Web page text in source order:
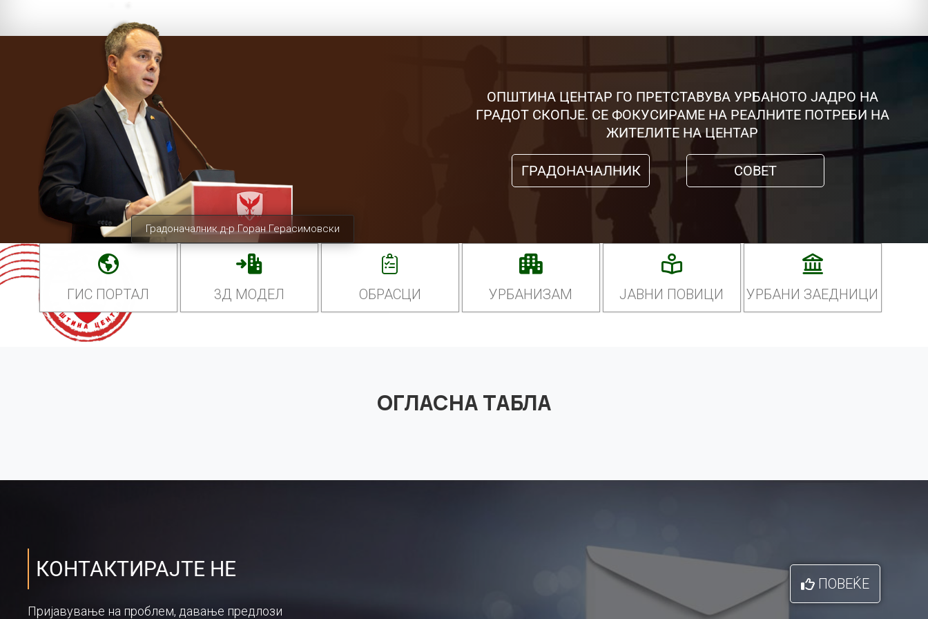
Градоначалник д-р Горан Герасимовски
ОПШТИНА ЦЕНТАР ГО ПРЕТСТАВУВА УРБАНОТО ЈАДРО НА
ГРАДОТ СКОПЈЕ. СЕ ФОКУСИРАМЕ НА РЕАЛНИТЕ ПОТРЕБИ НА
ЖИТЕЛИТЕ НА ЦЕНТАР
ГРАДОНАЧАЛНИК СОВЕТ
ГИС ПОРТАЛ 3Д МОДЕЛ ОБРАСЦИ УРБАНИЗАМ ЈАВНИ ПОВИЦИ УРБАНИ ЗАЕДНИЦИ
ОГЛАСНА ТАБЛА
КОНТАКТИРАЈТЕ НЕ
Пријавување на проблем, давање предлози
ПОВЕЌЕ